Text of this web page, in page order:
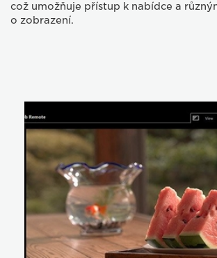
což umožňuje přístup k nabídce a
o zobrazení.